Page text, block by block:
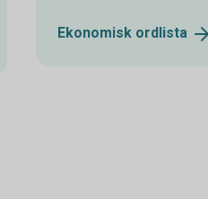
Ekonomisk ordlista